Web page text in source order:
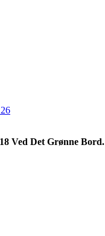
Ved Det Grønne Bord.